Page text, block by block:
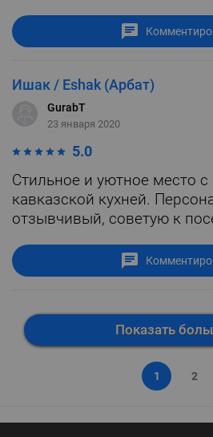
Ишак / Eshak (Арбат)
GurabT
23 января 2020
5.0
Стильное и уютное место
кавказской кухней.
отзывчивый, советую к
Показать
1 2